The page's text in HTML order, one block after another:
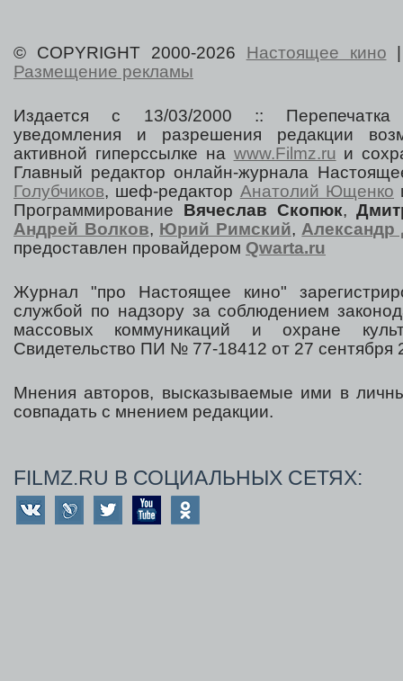
© COPYRIGHT 2000-2026 Настоящее кино
Размещение рекламы
Издается с 13/03/2000 :: Перепечатка
уведомления и разрешения редакции
активной гиперссылке на www.Filmz.ru и
Главный редактор онлайн-журнала
Голубчиков, шеф-редактор Анатолий Ющенко
Программирование Вячеслав Скопюк,
Андрей Волков, Юрий Римский, Александр
предоставлен провайдером Qwarta.ru
Журнал "про Настоящее кино"
службой по надзору за соблюдением
массовых коммуникаций и охране
Свидетельство ПИ № 77-18412 от 27 сентября
Мнения авторов, высказываемые ими в
совпадать с мнением редакции.
FILMZ.RU В СОЦИАЛЬНЫХ СЕТЯХ: